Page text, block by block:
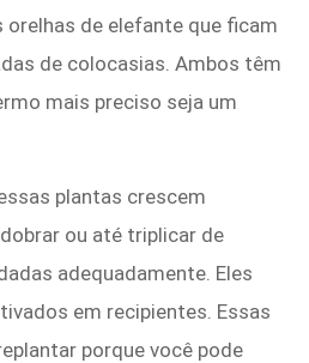
orelhas de elefante que ficam
de colocasias. Ambos têm
mais preciso seja um
plantas crescem
ou até triplicar de
adequadamente. Eles
em recipientes. Essas
porque você pode